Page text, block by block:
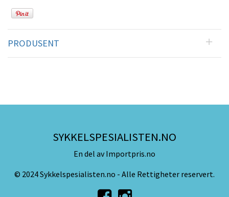
PRODUSENT
SYKKELSPESIALISTEN.NO
En del av Importpris.no
© 2024 Sykkelspesialisten.no - Alle Rettigheter reservert.